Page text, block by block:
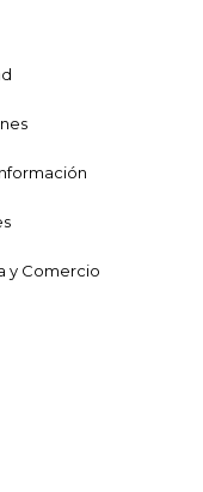
y Comercio